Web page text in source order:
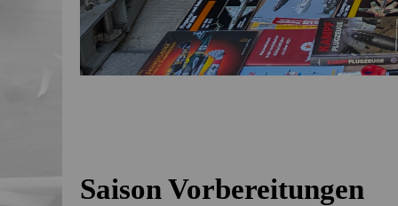
Saison Vorbereitungen